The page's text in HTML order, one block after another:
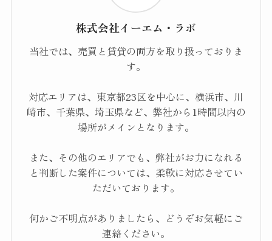
株式会社イーエム・ラボ
当社では、売買と賃貸の両方を取り扱っておりま
す。
対応エリアは、東京都23区を中心に、横浜市、川
崎市、千葉県、埼玉県など、弊社から1時間以内の
場所がメインとなります。
また、その他のエリアでも、弊社がお力になれる
と判断した案件については、柔軟に対応させてい
ただいております。
何かご不明点がありましたら、どうぞお気軽にご
連絡ください。